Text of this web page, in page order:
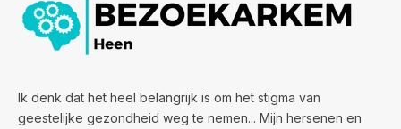
Ik denk dat het heel belangrijk is om het stigma van
geestelijke gezondheid weg te nemen... Mijn hersenen en